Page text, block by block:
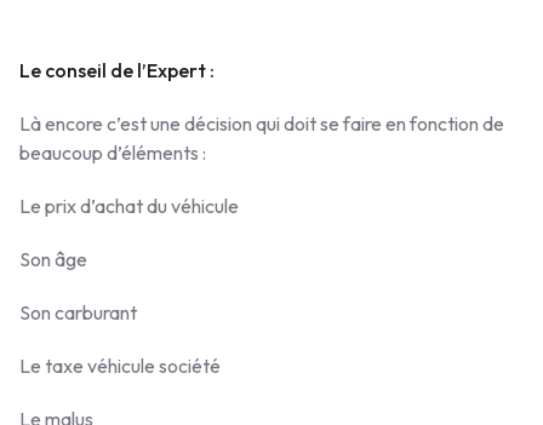
Le conseil de l’Expert :
Là encore c’est une décision qui doit se faire en fonction de
beaucoup d’éléments :
Le prix d’achat du véhicule
Son âge
Son carburant
Le taxe véhicule société
Le malus